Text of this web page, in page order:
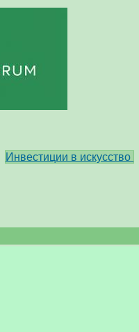
Инвестиции в искусство